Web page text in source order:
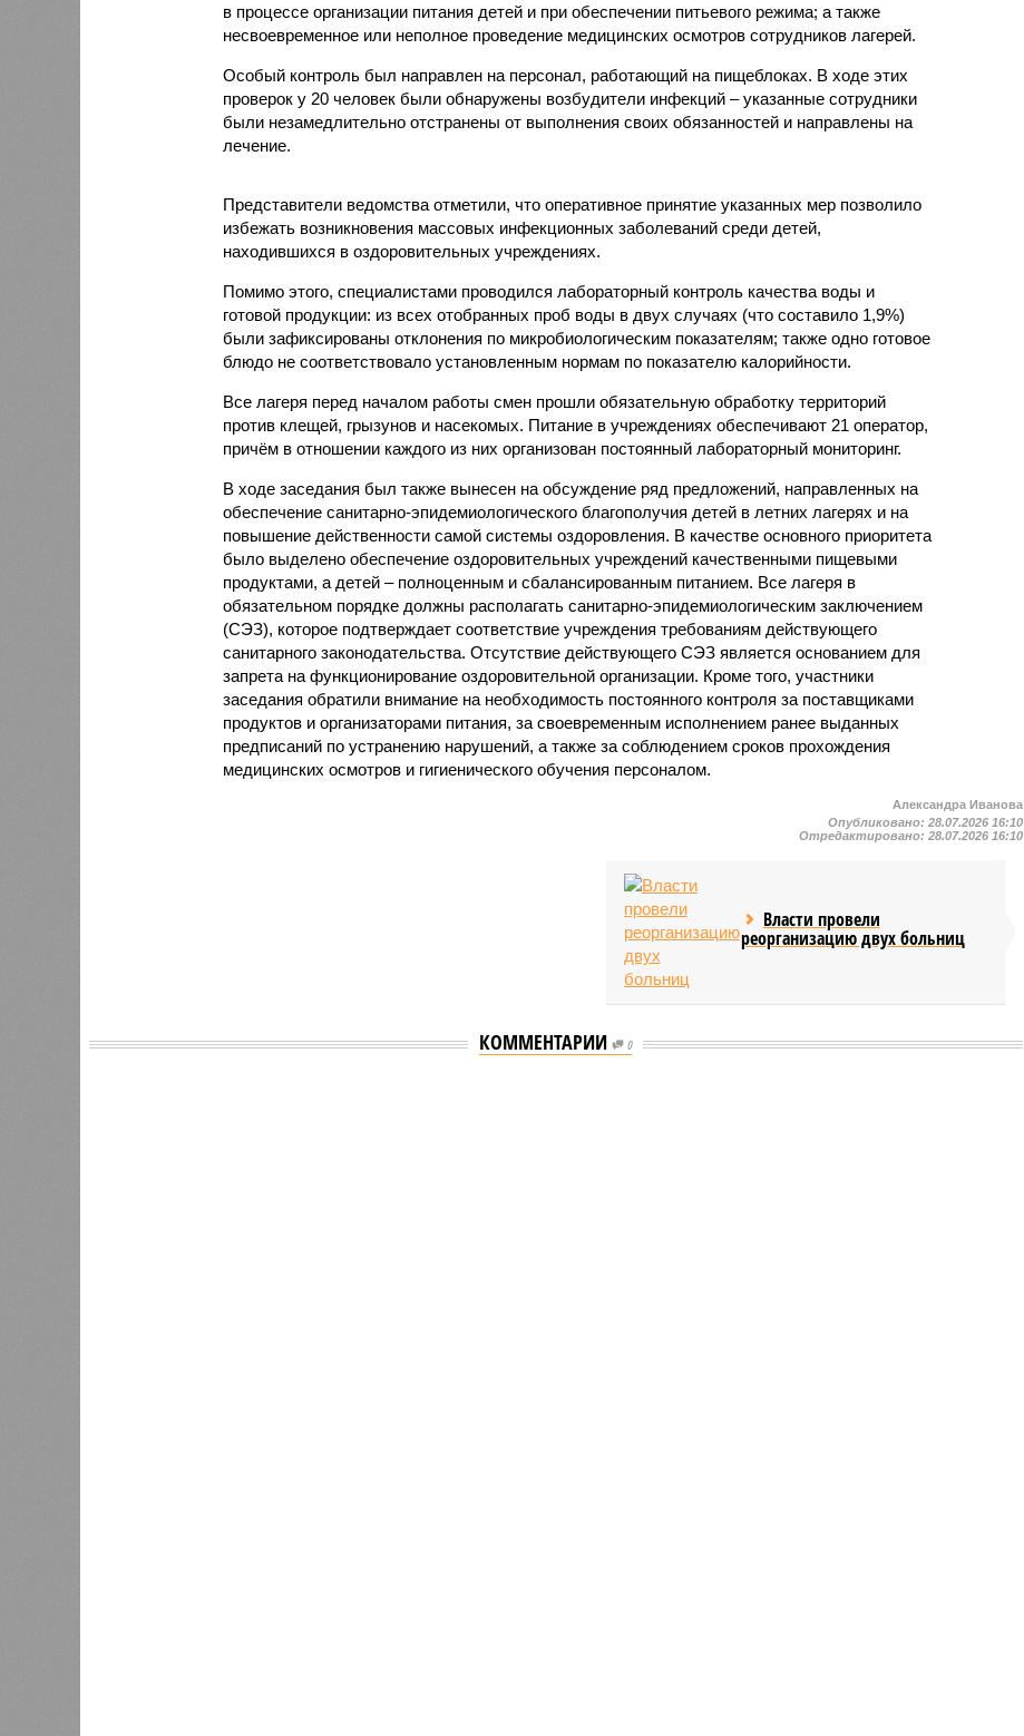
в процессе организации питания детей и при обеспечении питьевого режима; а также
несвоевременное или неполное проведение медицинских осмотров сотрудников лагерей.
Особый контроль был направлен на персонал, работающий на пищеблоках. В ходе этих
проверок у 20 человек были обнаружены возбудители инфекций – указанные сотрудники
были незамедлительно отстранены от выполнения своих обязанностей и направлены на
лечение.
Представители ведомства отметили, что оперативное принятие указанных мер позволило
избежать возникновения массовых инфекционных заболеваний среди детей,
находившихся в оздоровительных учреждениях.
Помимо этого, специалистами проводился лабораторный контроль качества воды и
готовой продукции: из всех отобранных проб воды в двух случаях (что составило 1,9%)
были зафиксированы отклонения по микробиологическим показателям; также одно готовое
блюдо не соответствовало установленным нормам по показателю калорийности.
Все лагеря перед началом работы смен прошли обязательную обработку территорий
против клещей, грызунов и насекомых. Питание в учреждениях обеспечивают 21 оператор,
причём в отношении каждого из них организован постоянный лабораторный мониторинг.
В ходе заседания был также вынесен на обсуждение ряд предложений, направленных на
обеспечение санитарно-эпидемиологического благополучия детей в летних лагерях и на
повышение действенности самой системы оздоровления. В качестве основного приоритета
было выделено обеспечение оздоровительных учреждений качественными пищевыми
продуктами, а детей – полноценным и сбалансированным питанием. Все лагеря в
обязательном порядке должны располагать санитарно-эпидемиологическим заключением
(СЭЗ), которое подтверждает соответствие учреждения требованиям действующего
санитарного законодательства. Отсутствие действующего СЭЗ является основанием для
запрета на функционирование оздоровительной организации. Кроме того, участники
заседания обратили внимание на необходимость постоянного контроля за поставщиками
продуктов и организаторами питания, за своевременным исполнением ранее выданных
предписаний по устранению нарушений, а также за соблюдением сроков прохождения
медицинских осмотров и гигиенического обучения персоналом.
Александра Иванова
Опубликовано:28.07.2026 16:10
Отредактировано:28.07.2026 16:10
Власти провели
реорганизацию двух больниц
КОММЕНТАРИИ 0